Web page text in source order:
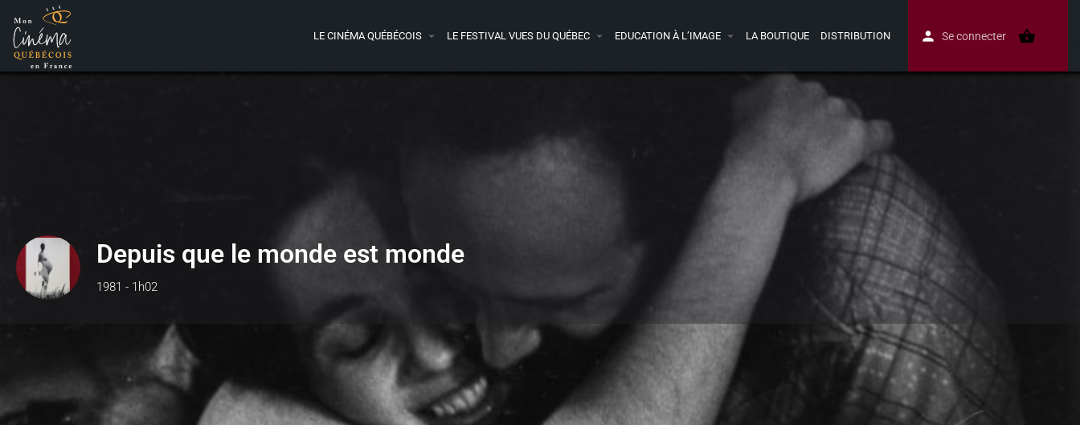
LE CINÉMA QUÉBÉCOIS LE FESTIVAL VUES DU QUÉBEC EDUCATION À L’IMAGE LA BOUTIQUE DISTRIBUTION Se connecter
Depuis que le monde est monde
1981 - 1h02
Détails Bande-annonce Avis
J'aime Donnez votre avis Partagez